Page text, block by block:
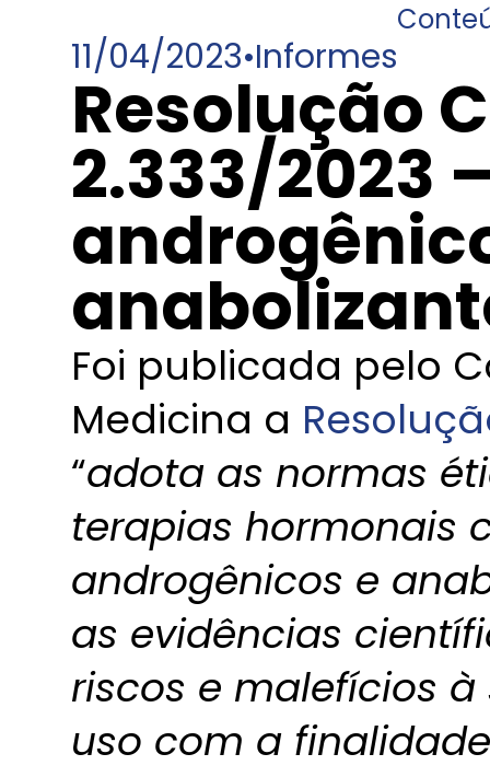
11/04/2023•Informes
Resolução
2.333/2023
Foi publicada pelo
Medicina a
“adota as normas
terapias hormonais
androgênicos e
as evidências
riscos e malefícios
uso com a